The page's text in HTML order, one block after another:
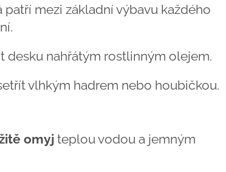
mezi základní výbavu každého
desku nahřátým rostlinným olejem.
vlhkým hadrem nebo houbičkou.
omyj teplou vodou a jemným